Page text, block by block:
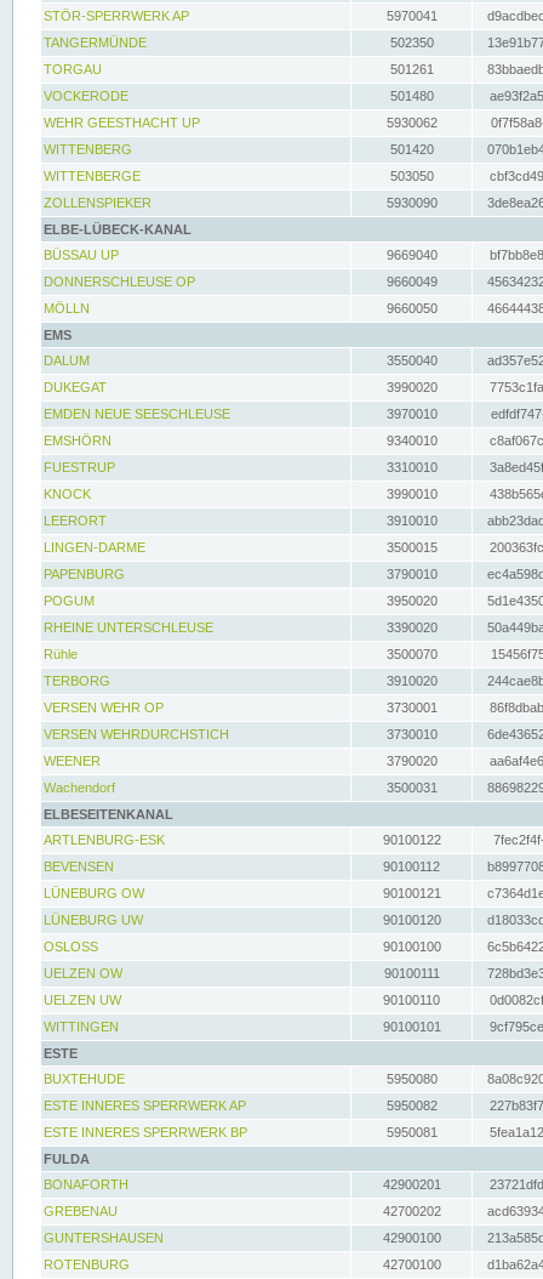
STÖR-SPERRWERK AP 5970041
TANGERMÜNDE
502350
TORGAU
501261
VOCKERODE
501480
WEHR GEESTHACHT UP
5930062
WITTENBERG
501420
WITTENBERGE
503050
ZOLLENSPIEKER
5930090
ELBE-LÜBECK-KANAL
BÜSSAU UP
9669040
DONNERSCHLEUSE OP
9660049
MÖLLN
9660050
EMS
DALUM
3550040
DUKEGAT
3990020
EMDEN NEUE SEESCHLEUSE
3970010
EMSHÖRN
9340010
FUESTRUP
3310010
KNOCK
3990010
LEERORT
3910010
LINGEN-DARME
3500015
PAPENBURG
3790010
POGUM
3950020
RHEINE UNTERSCHLEUSE
3390020
Rühle
3500070
TERBORG
3910020
VERSEN WEHR OP
3730001
VERSEN WEHRDURCHSTICH
3730010
WEENER
3790020
Wachendorf
3500031
ELBESEITENKANAL
ARTLENBURG-ESK
90100122
BEVENSEN
90100112
LÜNEBURG OW
90100121
LÜNEBURG UW
90100120
OSLOSS
90100100
UELZEN OW
90100111
UELZEN UW
90100110
WITTINGEN
90100101
ESTE
BUXTEHUDE
5950080
ESTE INNERES SPERRWERK AP
5950082
ESTE INNERES SPERRWERK BP
5950081
FULDA
BONAFORTH
42900201
GREBENAU
42700202
GUNTERSHAUSEN
42900100
ROTENBURG
42700100